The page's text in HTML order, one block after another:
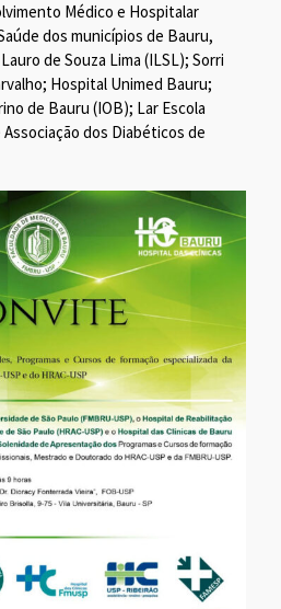
Médico e Hospitalar
dos municípios de Bauru,
de Souza Lima (ILSL); Sorri
Hospital Unimed Bauru;
de Bauru (IOB); Lar Escola
dos Diabéticos de